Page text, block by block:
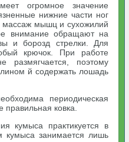
огромное значение
нижние части ног
массаж мышц и сухожилий
внимание обращают на
и борозд стрелки. Для
крючок. При работе
поэтому
й содержать лошадь
периодическая
правильная ковка.
кумыса практикуется в
кумыса занимается лишь